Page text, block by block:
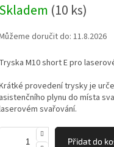
5
cena:
Skladem (10 ks)
doručit do:11.8.2026
Tryska M10 short E pro
provedení trysky je
asistenčního plynu do místa
svařování.
Přidat do